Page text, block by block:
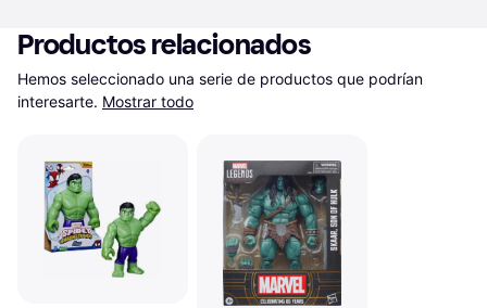
Productos relacionados
Hemos seleccionado una serie de productos que podrían
interesarte. Mostrar todo